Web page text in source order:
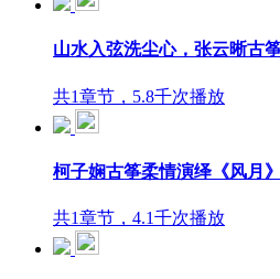
山水入弦洗尘心，张云晰古
共1章节，5.8千次播放
柯子娴古筝柔情演绎《风月
共1章节，4.1千次播放